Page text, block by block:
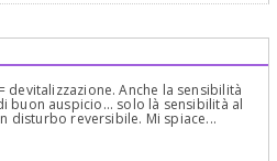
Anche la sensibilità
buon auspicio... solo là sensibilità al
disturbo reversibile. Mi spiace...